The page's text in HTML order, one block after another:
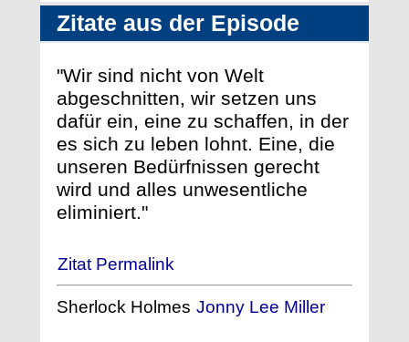
Zitate aus der Episode
"Wir sind nicht von Welt
abgeschnitten, wir setzen uns
dafür ein, eine zu schaffen, in der
es sich zu leben lohnt. Eine, die
unseren Bedürfnissen gerecht
wird und alles unwesentliche
eliminiert."
Zitat Permalink
Sherlock Holmes Jonny Lee Miller